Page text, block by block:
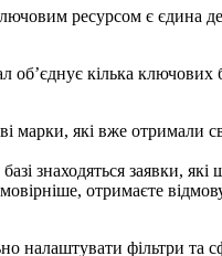
ресурсом є
об’єднує кілька ключових
марки, які вже
знаходяться заявки,
отримаєте
фільтри та